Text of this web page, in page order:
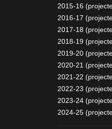
2015-16
2016-17
2017-18
2018-19
2019-20
2020-21
2021-22
2022-23
2023-24
2024-25